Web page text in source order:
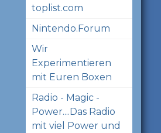
toplist.com
Nintendo.Forum
Wir
Experimentieren
mit Euren Boxen
Radio - Magic -
Power....Das Radio
mit viel Power und